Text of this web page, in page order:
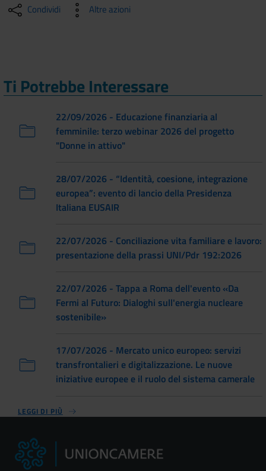
Condividi Altre azioni
Ti Potrebbe Interessare
22/09/2026 - Educazione finanziaria al
femminile: terzo webinar 2026 del progetto
"Donne in attivo"
28/07/2026 - “Identità, coesione, integrazione
europea”: evento di lancio della Presidenza
Italiana EUSAIR
22/07/2026 - Conciliazione vita familiare e lavoro:
presentazione della prassi UNI/Pdr 192:2026
22/07/2026 - Tappa a Roma dell'evento «Da
Fermi al Futuro: Dialoghi sull'energia nucleare
sostenibile»
17/07/2026 - Mercato unico europeo: servizi
transfrontalieri e digitalizzazione. Le nuove
iniziative europee e il ruolo del sistema camerale
LEGGI DI PIÙ